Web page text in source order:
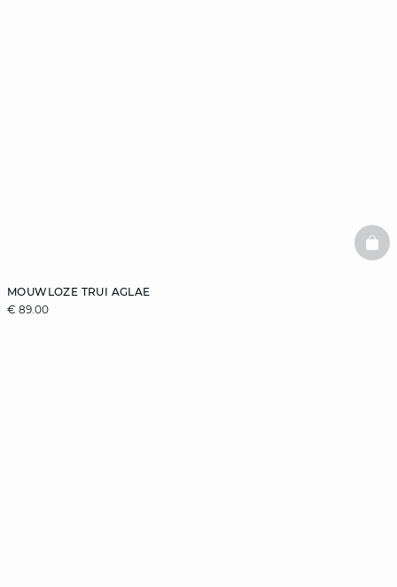
MOUWLOZE TRUI AGLAE
€ 89.00